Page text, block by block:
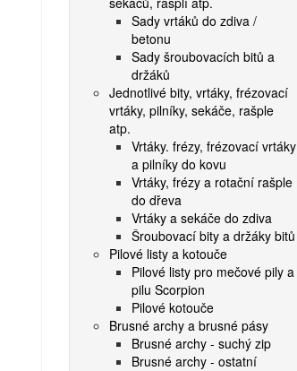
Sady vrtáků do zdiva /
betonu
Sady šroubovacích bitů a
držáků
Jednotlivé bity, vrtáky, frézovací
vrtáky, pilníky, sekáče, rašple
atp.
Vrtáky. frézy, frézovací vrtáky
a pilníky do kovu
Vrtáky, frézy a rotační rašple
do dřeva
Vrtáky a sekáče do zdiva
Šroubovací bity a držáky bitů
Pilové listy a kotouče
Pilové listy pro mečové pily a
pilu Scorpion
Pilové kotouče
Brusné archy a brusné pásy
Brusné archy - suchý zip
Brusné archy - ostatní